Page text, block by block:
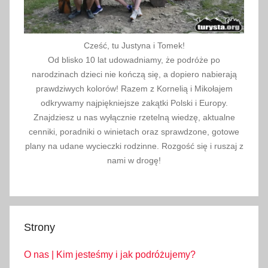
Cześć, tu Justyna i Tomek!
Od blisko 10 lat udowadniamy, że podróże po
narodzinach dzieci nie kończą się, a dopiero nabierają
prawdziwych kolorów! Razem z Kornelią i Mikołajem
odkrywamy najpiękniejsze zakątki Polski i Europy.
Znajdziesz u nas wyłącznie rzetelną wiedzę, aktualne
cenniki, poradniki o winietach oraz sprawdzone, gotowe
plany na udane wycieczki rodzinne. Rozgość się i ruszaj z
nami w drogę!
Strony
O nas | Kim jesteśmy i jak podróżujemy?